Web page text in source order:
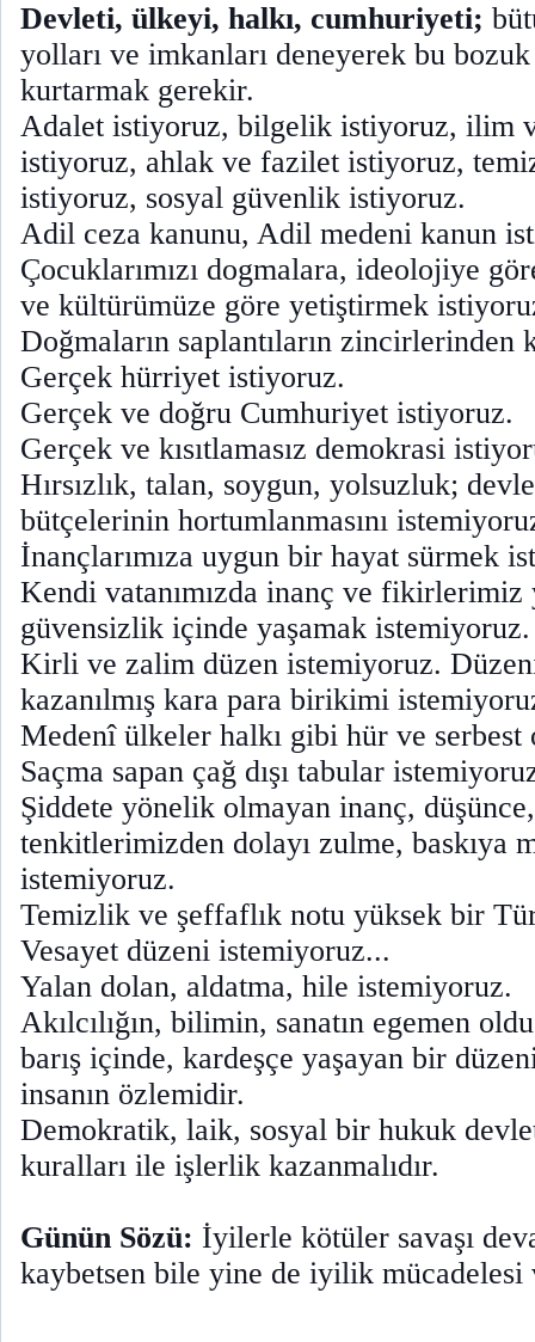
Devleti, ülkeyi, halkı, cumhuriyeti;
yolları ve imkanları deneyerek bu
kurtarmak gerekir.
Adalet istiyoruz, bilgelik istiyoruz, ilim
istiyoruz, ahlak ve fazilet istiyoruz,
istiyoruz, sosyal güvenlik istiyoruz.
Adil ceza kanunu, Adil medeni kanun
Çocuklarımızı dogmalara, ideolojiye
ve kültürümüze göre yetiştirmek
Doğmaların saplantıların
Gerçek hürriyet istiyoruz.
Gerçek ve doğru Cumhuriyet istiyoruz.
Gerçek ve kısıtlamasız demokrasi
Hırsızlık, talan, soygun, yolsuzluk;
bütçelerinin hortumlanmasını
İnançlarımıza uygun bir hayat sürmek
Kendi vatanımızda inanç ve
güvensizlik içinde yaşamak istemiyoruz.
Kirli ve zalim düzen istemiyoruz.
kazanılmış kara para birikimi
Medenî ülkeler halkı gibi hür ve
Saçma sapan çağ dışı tabular
Şiddete yönelik olmayan inanç,
tenkitlerimizden dolayı zulme, baskıya
istemiyoruz.
Temizlik ve şeffaflık notu yüksek bir
Vesayet düzeni istemiyoruz...
Yalan dolan, aldatma, hile istemiyoruz.
Akılcılığın, bilimin, sanatın egemen
barış içinde, kardeşçe yaşayan bir
insanın özlemidir.
Demokratik, laik, sosyal bir hukuk
kuralları ile işlerlik kazanmalıdır.
Günün Sözü: İyilerle kötüler savaşı
kaybetsen bile yine de iyilik mücadelesi